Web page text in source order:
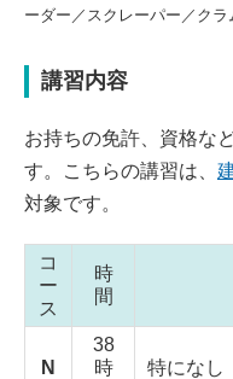
ーダー／スクレーパー／ク
講習内容
お持ちの免許、資格な
す。こちらの講習は、
対象です。
コ
ー
ス
時
間
N
38
時
特になし